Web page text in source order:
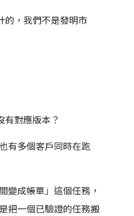
，我們不是發明市
對應版本？
有多個客戶同時在跑
變成帳單」這個任務，
把一個已驗證的任務搬